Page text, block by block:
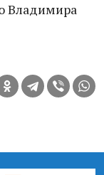
Владимира